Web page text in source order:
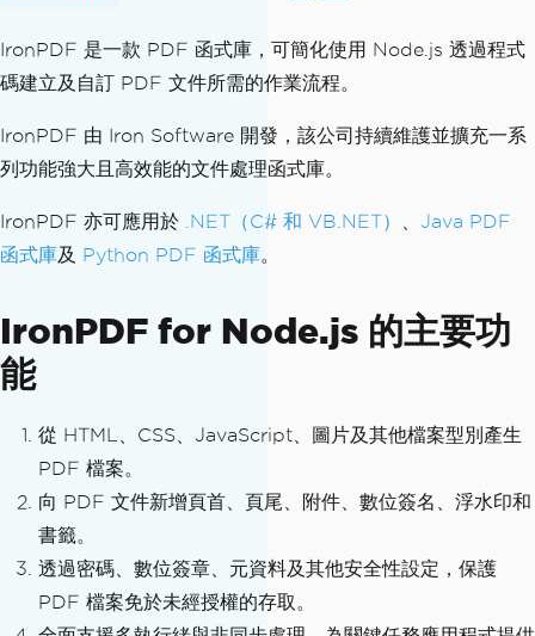
IronPDF 是一款 PDF 函式庫，可簡化使用 Node.js 透過程式
碼建立及自訂 PDF 文件所需的作業流程。
IronPDF 由 Iron Software 開發，該公司持續維護並擴充一系
列功能強大且高效能的文件處理函式庫。
IronPDF 亦可應用於 .NET（C# 和 VB.NET）
Java PDF
函式庫及 Python PDF 函式庫。
IronPDF for Node.js 的主要功
能
從 HTML、CSS、JavaScript、圖片及其他檔案型別產生
PDF 檔案。
向 PDF 文件新增頁首、頁尾、附件、數位簽名、浮水印和
書籤。
透過密碼、數位簽章、元資料及其他安全性設定，保護
PDF 檔案免於未經授權的存取。